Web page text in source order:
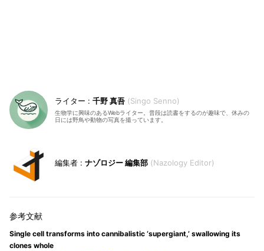
千野 真吾 Singo Senno
生物学に興味のあるWebライター。普段は読書をするのが趣味で、休みの
日には野鳥や動物の写真を撮っています。
ナゾロジー 編集部 Nazology Editor
Single cell transforms into cannibalistic ‘supergiant,’ swallowing its
clones whole